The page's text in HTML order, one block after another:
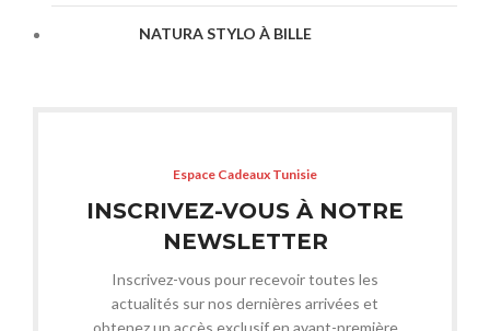
NATURA STYLO À BILLE
Espace Cadeaux Tunisie
INSCRIVEZ-VOUS À NOTRE
NEWSLETTER
Inscrivez-vous pour recevoir toutes les
actualités sur nos dernières arrivées et
obtenez un accès exclusif en avant-première